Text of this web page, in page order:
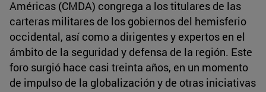
Américas (CMDA) congrega a los titulares de las
carteras militares de los gobiernos del hemisferio
occidental, así como a dirigentes y expertos en el
ámbito de la seguridad y defensa de la región. Este
foro surgió hace casi treinta años, en un momento
de impulso de la globalización y de otras iniciativas